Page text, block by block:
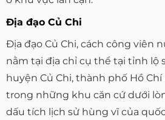
Địa đạo Củ Chi
Địa đạo Củ Chi, cách công viên
nằm tại địa chỉ cụ thể tại tỉnh lộ
huyện Củ Chi, thành phố Hồ
trong những khu căn cứ dưới
dấu tích lịch sử hùng vĩ của